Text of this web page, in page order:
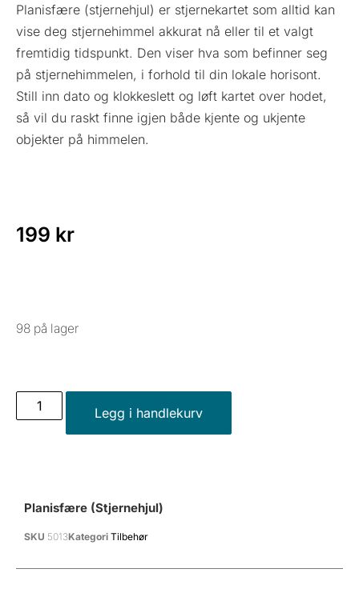
Planisfære (stjernehjul) er stjernekartet som alltid kan
vise deg stjernehimmel akkurat nå eller til et valgt
fremtidig tidspunkt. Den viser hva som befinner seg
på stjernehimmelen, i forhold til din lokale horisont.
Still inn dato og klokkeslett og løft kartet over hodet,
så vil du raskt finne igjen både kjente og ukjente
objekter på himmelen.
199 kr
98 på lager
Legg i handlekurv
Planisfære (stjernehjul)
SKU 5013Kategori Tilbehør